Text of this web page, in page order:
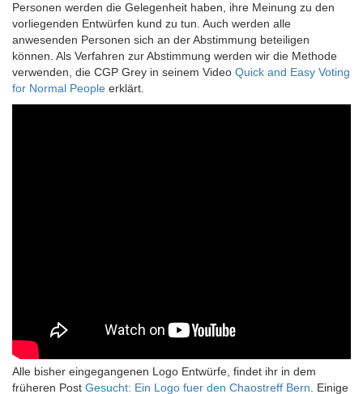
Personen werden die Gelegenheit haben, ihre Meinung zu den
vorliegenden Entwürfen kund zu tun. Auch werden alle
anwesenden Personen sich an der Abstimmung beteiligen
können. Als Verfahren zur Abstimmung werden wir die Methode
verwenden, die CGP Grey in seinem Video Quick and Easy Voting
for Normal People erklärt.
Alle bisher eingegangenen Logo Entwürfe, findet ihr in dem
früheren Post Gesucht: Ein Logo fuer den Chaostreff Bern . Einige